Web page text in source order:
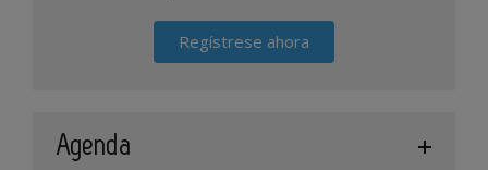
Regístrese ahora
Agenda